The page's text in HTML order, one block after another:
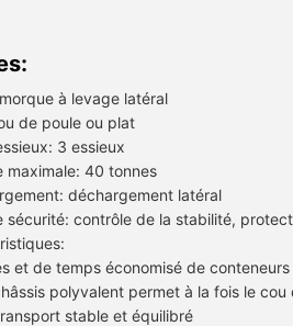
à levage latéral
de poule ou plat
3 essieux
maximale: 40 tonnes
déchargement latéral
sécurité: contrôle de la stabilité,
et de temps économisé de
polyvalent permet à la fois le
stable et équilibré